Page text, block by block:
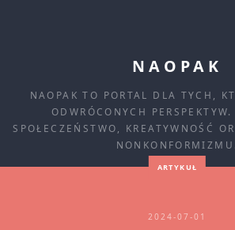
NAOPAK
NAOPAK TO PORTAL DLA TYCH,
ODWRÓCONYCH PERSPEKTYW.
SPOŁECZEŃSTWO, KREATYWNOŚĆ
NONKONFORMIZMU.
ARTYKUŁ
2024-07-01